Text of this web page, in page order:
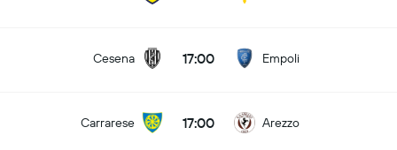
Cesena 17:00 Empoli
Carrarese 17:00 Arezzo